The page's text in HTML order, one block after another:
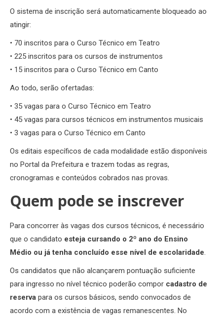
O sistema de inscrição será automaticamente bloqueado ao
atingir:
• 70 inscritos para o Curso Técnico em Teatro
• 225 inscritos para os cursos de instrumentos
• 15 inscritos para o Curso Técnico em Canto
Ao todo, serão ofertadas:
• 35 vagas para o Curso Técnico em Teatro
• 45 vagas para cursos técnicos em instrumentos musicais
• 3 vagas para o Curso Técnico em Canto
Os editais específicos de cada modalidade estão disponíveis
no Portal da Prefeitura e trazem todas as regras,
cronogramas e conteúdos cobrados nas provas.
Quem pode se inscrever
Para concorrer às vagas dos cursos técnicos, é necessário
que o candidato esteja cursando o 2º ano do Ensino
Médio ou já tenha concluído esse nível de escolaridade.
Os candidatos que não alcançarem pontuação suficiente
para ingresso no nível técnico poderão compor cadastro de
reserva para os cursos básicos, sendo convocados de
acordo com a existência de vagas remanescentes. No